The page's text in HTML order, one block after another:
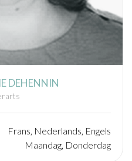
DEHENNIN
Frans, Nederlands, Engels
Maandag, Donderdag